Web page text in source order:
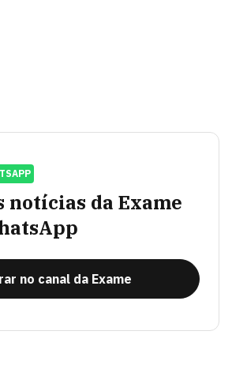
notícias da Exame
no canal da Exame